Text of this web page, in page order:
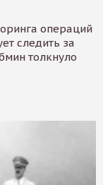
операций
следить за
толкнуло